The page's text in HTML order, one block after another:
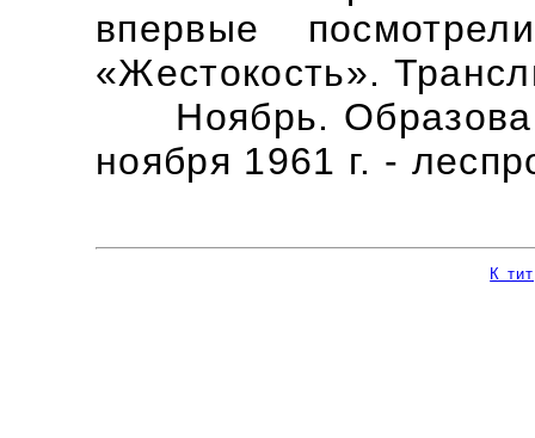
впервые
«Жестокость».
Ноябрь. Образован
ноября 1961 г. -
К